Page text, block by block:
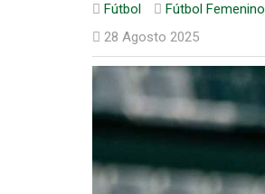
Fútbol
Fútbol Femenino
28 Agosto 2025